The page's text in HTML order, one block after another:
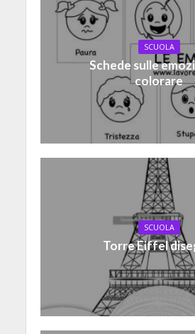
SCUOLA
Schede sulle
colorare
SCUOLA
Torre Eiffel